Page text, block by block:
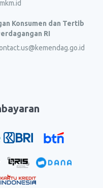
Konsumen dan Tertib
RI